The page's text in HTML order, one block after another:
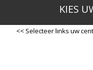
KIES
<< Selecteer links uw